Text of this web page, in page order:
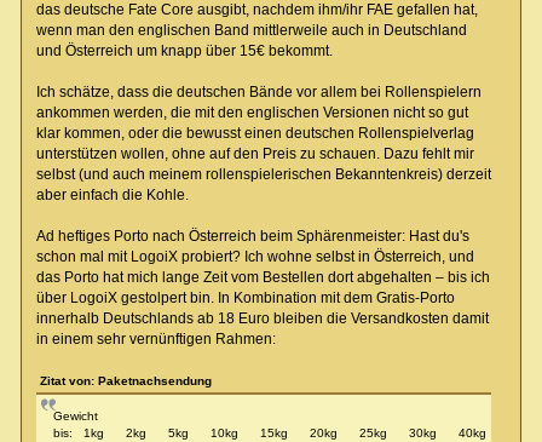
das deutsche Fate Core ausgibt, nachdem ihm/ihr FAE gefallen hat,
wenn man den englischen Band mittlerweile auch in Deutschland
und Österreich um knapp über 15€ bekommt.
Ich schätze, dass die deutschen Bände vor allem bei Rollenspielern
ankommen werden, die mit den englischen Versionen nicht so gut
klar kommen, oder die bewusst einen deutschen Rollenspielverlag
unterstützen wollen, ohne auf den Preis zu schauen. Dazu fehlt mir
selbst (und auch meinem rollenspielerischen Bekanntenkreis) derzeit
aber einfach die Kohle.
Ad heftiges Porto nach Österreich beim Sphärenmeister: Hast du's
schon mal mit LogoiX probiert? Ich wohne selbst in Österreich, und
das Porto hat mich lange Zeit vom Bestellen dort abgehalten – bis ich
über LogoiX gestolpert bin. In Kombination mit dem Gratis-Porto
innerhalb Deutschlands ab 18 Euro bleiben die Versandkosten damit
in einem sehr vernünftigen Rahmen:
Zitat von: Paketnachsendung
Gewicht
bis: 1kg 2kg 5kg 10kg 15kg 20kg 25kg 30kg 40kg